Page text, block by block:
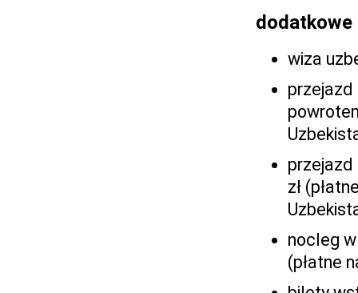
dodatkowe
wiza
przejazd
przejazd
zł
nocleg
(płatne